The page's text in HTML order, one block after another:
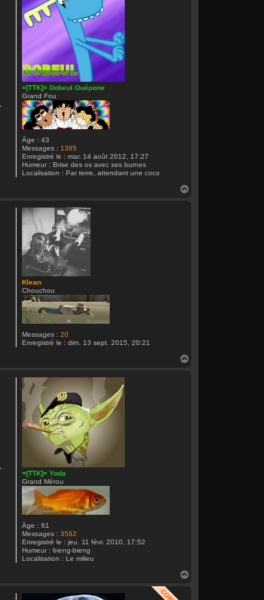
=[TTK]= Dobeul Ouépone
Grand Fou
Âge : 43
Messages : 1365
Enregistré le : mar. 14 août 2012, 17:27
Humeur : Brise des os avec ses burnes
Localisation : Par terre, attendant une coco
Klean
Chouchou
Messages : 20
Enregistré le : dim. 13 sept. 2015, 20:21
=[TTK]= Yoda
Grand Mérou
Âge : 61
Messages : 3562
Enregistré le : jeu. 11 févr. 2010, 17:52
Humeur : bieng-bieng
Localisation : Le milieu